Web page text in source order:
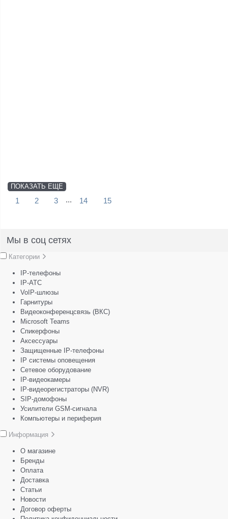
ПОКАЗАТЬ ЕЩЕ
1 2 3 ... 14 15
Мы в соц сетях
Категории
IP-телефоны
IP-АТС
VoIP-шлюзы
Гарнитуры
Видеоконференцсвязь (ВКС)
Microsoft Teams
Спикерфоны
Аксессуары
Защищенные IP-телефоны
IP системы оповещения
Сетевое оборудование
IP-видеокамеры
IP-видеорегистраторы (NVR)
SIP-домофоны
Усилители GSM-сигнала
Компьютеры и периферия
Информация
О магазине
Бренды
Оплата
Доставка
Статьи
Новости
Договор оферты